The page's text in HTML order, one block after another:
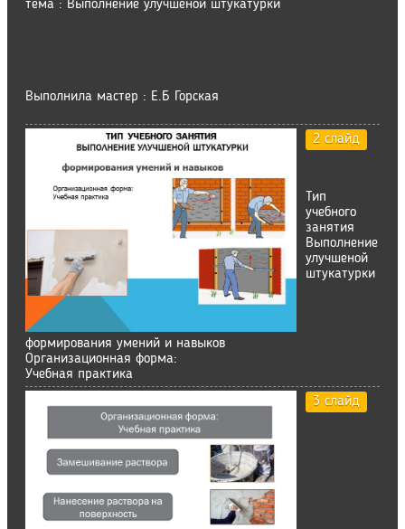
тема : Выполнение улучшеной штукатурки
Выполнила мастер : Е.Б Горская
2 слайд
Тип
учебного
занятия
Выполнение
улучшеной
штукатурки
формирования умений и навыков
Организационная форма:
Учебная практика
3 слайд